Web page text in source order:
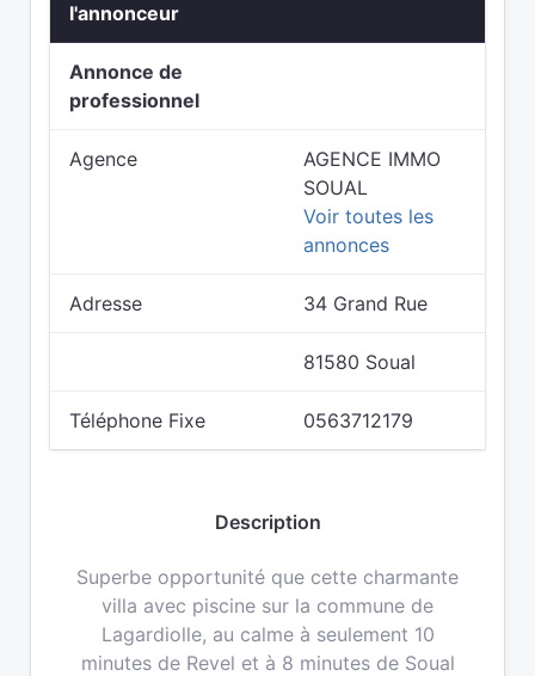
l'annonceur
Annonce de
professionnel
Agence
AGENCE IMMO
SOUAL
Voir toutes les
annonces
Adresse 34 Grand Rue
81580 Soual
Téléphone Fixe 0563712179
Description
Superbe opportunité que cette charmante
villa avec piscine sur la commune de
Lagardiolle, au calme à seulement 10
minutes de Revel et à 8 minutes de Soual